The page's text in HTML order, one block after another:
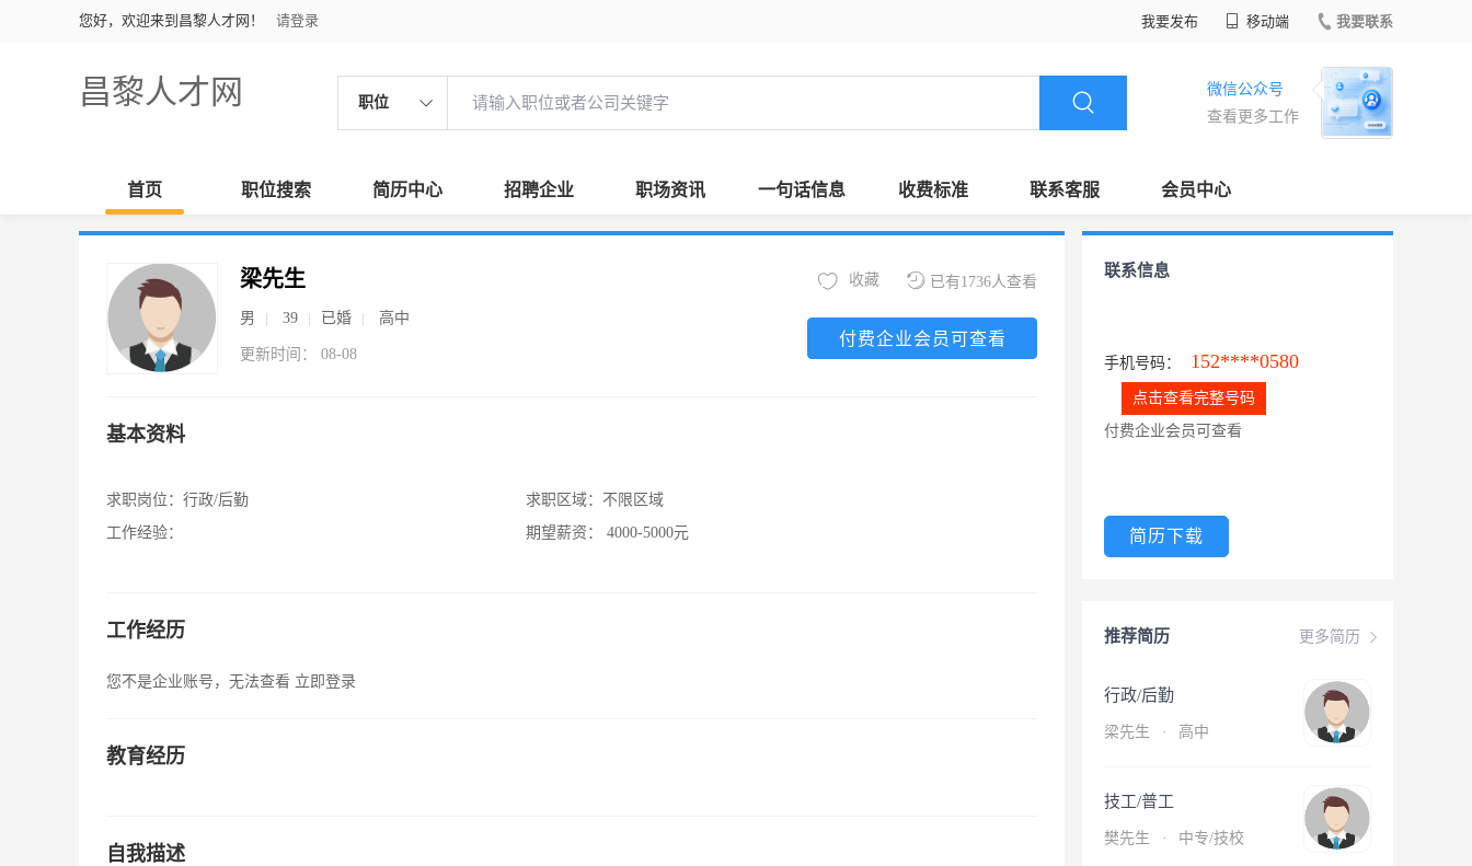
您好，欢迎来到昌黎人才网！ 请登录 我要发布 移动端 我要联系
昌黎人才网 职位
微信公众号
查看更多工作
首页 职位搜索 简历中心 招聘企业 职场资讯 一句话信息 收费标准 联系客服 会员中心
梁先生
男 39 已婚 高中
更新时间： 08-08
已有1736人查看
收藏
付费企业会员可查看
基本资料
求职岗位： 行政/后勤
工作经验：
求职区域： 不限区域
期望薪资：
4000-5000元
工作经历
您不是企业账号，无法查看 立即登录
教育经历
自我描述
联系信息
手机号码： 152****0580
点击查看完整号码
付费企业会员可查看
简历下载
更多简历
推荐简历
行政/后勤
梁先生 · 高中
技工/普工
樊先生 · 中专/技校